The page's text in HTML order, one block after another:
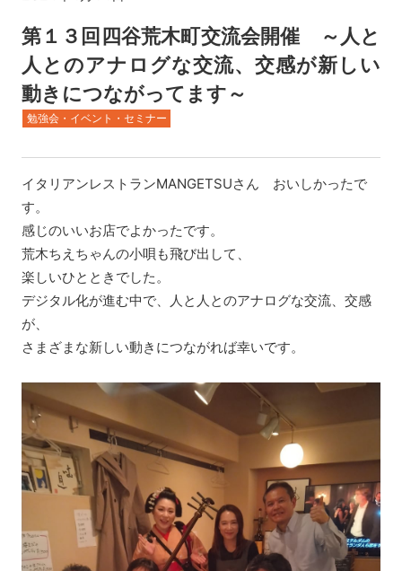
第１３回四谷荒木町交流会開催 ～人と
人とのアナログな交流、交感が新しい
動きにつながってます～
勉強会・イベント・セミナー
イタリアンレストランMANGETSUさん おいしかったで
す。
感じのいいお店でよかったです。
荒木ちえちゃんの小唄も飛び出して、
楽しいひとときでした。
デジタル化が進む中で、人と人とのアナログな交流、交感
が、
さまざまな新しい動きにつながれば幸いです。